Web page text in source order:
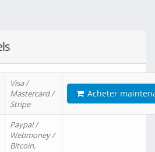
Visa /
Mastercard /
Stripe
Acheter
Paypal /
Webmoney /
Bitcoin,